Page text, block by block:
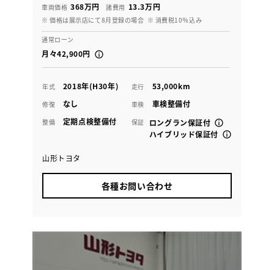
車両価格 368万円 諸費用 13.3万円
※ 価格は展示店にて8月登録の場合 ※ 消費税10％込み
通常ローン
月々42,900円
年式 2018年(H30年) 走行 53,000km
修復 なし 車検 車検整備付
整備 定期点検整備付 保証
ロングラン保証付
ハイブリッド保証付
山形トヨタ
各種お問い合わせ